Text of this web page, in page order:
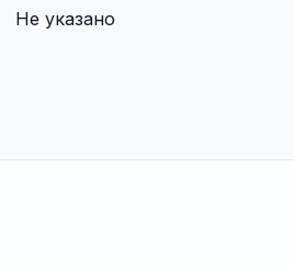
Не указано